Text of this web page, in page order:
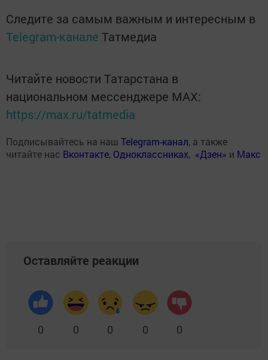
Следите за самым важным и интересным в
Telegram-канале Татмедиа
Читайте новости Татарстана в
национальном мессенджере MАХ:
https://max.ru/tatmedia
Подписывайтесь на наш Telegram-канал, а также
читайте нас Вконтакте, Одноклассниках, «Дзен» и Макс
Оставляйте реакции
0 0 0 0 0